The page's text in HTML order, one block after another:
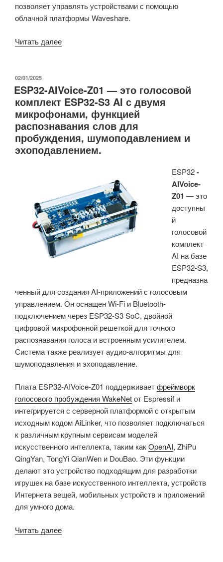
позволяет управлять устройствами с помощью
облачной платформы Waveshare.
Читать далее«Цветные
на
электронной
бумаге
поддерживают
Bluetooth
и
летний
срок
службы
батареи,
облачное
управление»
ОПУБЛИКОВАНО
02/01/2025
ESP32-AIVoice-Z01 — это голосовой
комплект ESP32-S3 AI с двумя
микрофонами, функцией
распознавания слов для
пробуждения, шумоподавлением и
эхоподавлением.
ESP32-
AIVoice-
Z01 — это
доступны
й
голосовой
комплект
AI на базе
ESP32-S3,
предназна
ченный для создания AI-приложений с голосовым
управлением. Он оснащен Wi-Fi и Bluetooth-
подключением через ESP32-S3 SoC, двойной
цифровой микрофонной решеткой для точного
распознавания голоса и встроенным усилителем.
Система также реализует аудио-алгоритмы для
шумоподавления и эхоподавление.
Плата ESP32-AIVoice-Z01 поддерживаетфреймворк
голосового пробуждения WakeNetот Espressif и
интегрируется с серверной платформой с открытым
исходным кодом AiLinker, что позволяет подключаться
к различным крупным сервисам моделей
искусственного интеллекта, таким какOpenAI, ZhiPu
QingYan, TongYi QianWen и DouBao. Эти функции
делают это устройство подходящим для разработки
игрушек на базе искусственного интеллекта, устройств
Интернета вещей, мобильных устройств и приложений
для умного дома.
Читать далее«ESP32-